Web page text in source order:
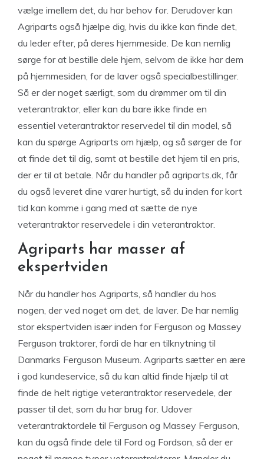
vælge imellem det, du har behov for. Derudover kan
Agriparts også hjælpe dig, hvis du ikke kan finde det,
du leder efter, på deres hjemmeside. De kan nemlig
sørge for at bestille dele hjem, selvom de ikke har dem
på hjemmesiden, for de laver også specialbestillinger.
Så er der noget særligt, som du drømmer om til din
veterantraktor, eller kan du bare ikke finde en
essentiel veterantraktor reservedel til din model, så
kan du spørge Agriparts om hjælp, og så sørger de for
at finde det til dig, samt at bestille det hjem til en pris,
der er til at betale. Når du handler på agriparts.dk, får
du også leveret dine varer hurtigt, så du inden for kort
tid kan komme i gang med at sætte de nye
veterantraktor reservedele i din veterantraktor.
Agriparts har masser af
ekspertviden
Når du handler hos Agriparts, så handler du hos
nogen, der ved noget om det, de laver. De har nemlig
stor ekspertviden især inden for Ferguson og Massey
Ferguson traktorer, fordi de har en tilknytning til
Danmarks Ferguson Museum. Agriparts sætter en ære
i god kundeservice, så du kan altid finde hjælp til at
finde de helt rigtige veterantraktor reservedele, der
passer til det, som du har brug for. Udover
veterantraktordele til Ferguson og Massey Ferguson,
kan du også finde dele til Ford og Fordson, så der er